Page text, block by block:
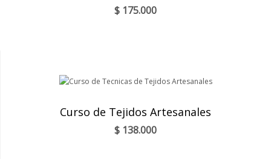
$ 175.000
Curso de Tejidos Artesanales
$ 138.000